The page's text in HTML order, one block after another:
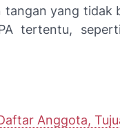
yang tidak
tertentu,
Anggota,